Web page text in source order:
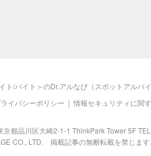
ト/バイト＞のDr.アルなび（スポットアルバ
イバシーポリシー | 情報セキュリティに関
京都品川区大崎2-1-1 ThinkPark Tower 5F
CO., LTD. 掲載記事の無断転載を禁じます。